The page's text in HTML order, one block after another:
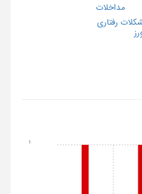
مداخلات
رفتاری
1